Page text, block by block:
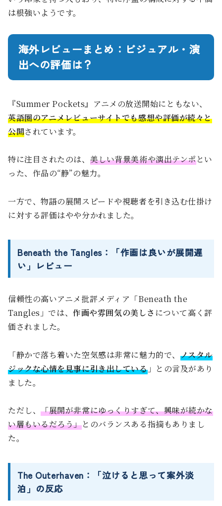
は根強いようです。
海外レビューまとめ：ビジュアル・演
出への評価は？
『Summer Pockets』アニメの放送開始にともない、
英語圏のアニメレビューサイトでも感想や評価が続々と
公開されています。
特に注目されたのは、 美しい背景美術や演出テンポとい
った、作品の“静”の魅力。
一方で、物語の展開スピードや視聴者を引き込む仕掛け
に対する評価はやや分かれました。
Beneath the Tangles：「作画は良いが展開遅
い」レビュー
信頼性の高いアニメ批評メディア「Beneath the
Tangles」では、作画や雰囲気の美しさ について高く評
価されました。
「静かで落ち着いた空気感は非常に魅力的で、 ノスタル
ジックな心情を見事に引き出している」との言及があり
ました。
ただし、「展開が非常にゆっくりすぎて、興味が続かな
い層もいるだろう」とのバランスある指摘もありまし
た。
The Outerhaven：「泣けると思って案外淡
泊」の反応